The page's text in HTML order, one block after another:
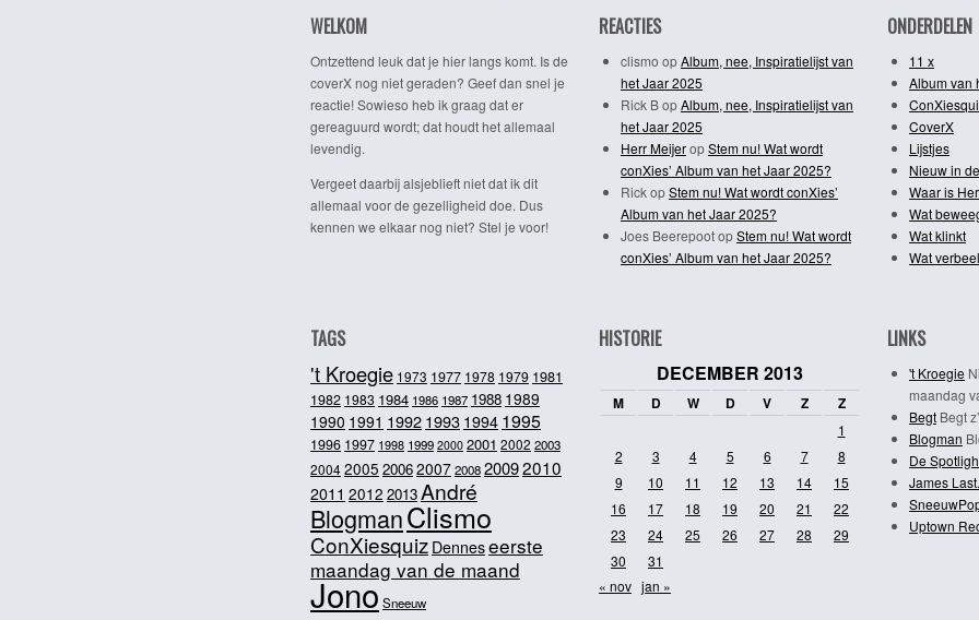
WELKOM
Ontzettend leuk dat je hier langs komt. Is de
coverX nog niet geraden? Geef dan snel je
reactie! Sowieso heb ik graag dat er
gereaguurd wordt; dat houdt het allemaal
levendig.
Vergeet daarbij alsjeblieft niet dat ik dit
allemaal voor de gezelligheid doe. Dus
kennen we elkaar nog niet? Stel je voor!
REACTIES
clismo opAlbum, nee, Inspiratielijst van
het Jaar 2025
Rick BopAlbum, nee, Inspiratielijst van
het Jaar 2025
Herr MeijeropStem nu! Wat wordt
conXies’ Album van het Jaar 2025?
RickopStem nu! Wat wordt conXies’
Album van het Jaar 2025?
Joes BeerepootopStem nu! Wat wordt
conXies’ Album van het Jaar 2025?
ONDERDELEN
11 x
Album van
CoverX
Lijstjes
Nieuw in
Waar is
Wat
Wat klinkt
Wat
TAGS
't Kroegie 1973 1977 1978 1979 1981
1982 1983 1984 1986 1987 1988 1989
1990 1991 19921993 1994 1995
1996 1997 1998 1999 2000 2001 2002 2003
20042005 20062007200820092010
2011 2012 2013André
BlogmanClismo
ConXiesquiz Denneseerste
maandag van de maand
JonoSneeuw
HISTORIE
DECEMBER 2013
M D W D V Z Z
1
2
3 4 5 6 7
8
9
10 11 12 13 14
15
16
17 18 19 20 21
22
23
24 25 26 27 28
29
30
31
« nov jan »
LINKS
't Kroegie
maandag
Begt Begt
Blogman
De
James
Uptown